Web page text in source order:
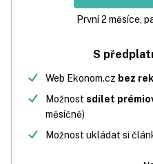
První 2 měsíce,
S
Web Ekonom.cz bez
Možnost sdílet
měsíčně)
Možnost ukládat si